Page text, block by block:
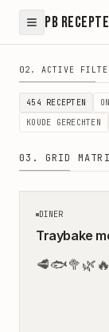
PB
Gezonde
02. ACTIVE
454 RECEPTEN
KOUDE GERECHTEN
03. GRID
DINER
Traybake
🥩🐟🥦🌿🔥